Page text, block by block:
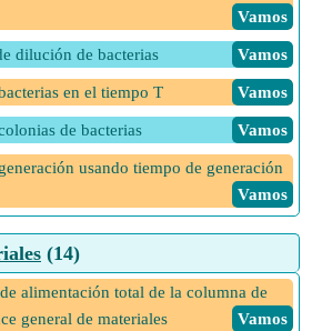
dada Capacidad de calor molar a
Vamos
dada el modo vibracional de la molécula
Vamos
dada Grado de libertad vibracional en
Vamos
dada la energía molar interna de la
Vamos
Vamos
dilución de bacterias Vamos
en el tiempo T Vamos
de bacterias Vamos
usando tiempo de generación
Vamos
crecimiento de bacterias Vamos
de colonias de bacterias
Vamos
(14)
alimentación total de la columna de
general de materiales
Vamos